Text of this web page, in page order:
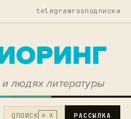
telegramrssподписка
людях литературы
Q ПОИСК ⌘ K РАССЫЛКА